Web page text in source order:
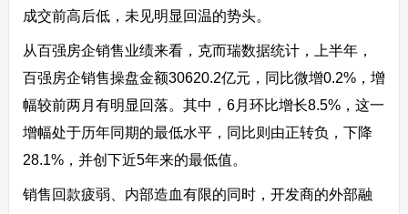
成交前高后低，未见明显回温的势头。
从百强房企销售业绩来看，克而瑞数据统计，上半年，
百强房企销售操盘金额30620.2亿元，同比微增0.2%，增
幅较前两月有明显回落。其中，6月环比增长8.5%，这一
增幅处于历年同期的最低水平，同比则由正转负，下降
28.1%，并创下近5年来的最低值。
销售回款疲弱、内部造血有限的同时，开发商的外部融